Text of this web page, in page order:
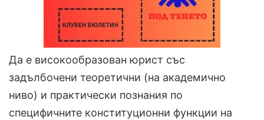
Да е високообразован юрист със
задълбочени теоретични (на академично
ниво) и практически познания по
специфичните конституционни функции на